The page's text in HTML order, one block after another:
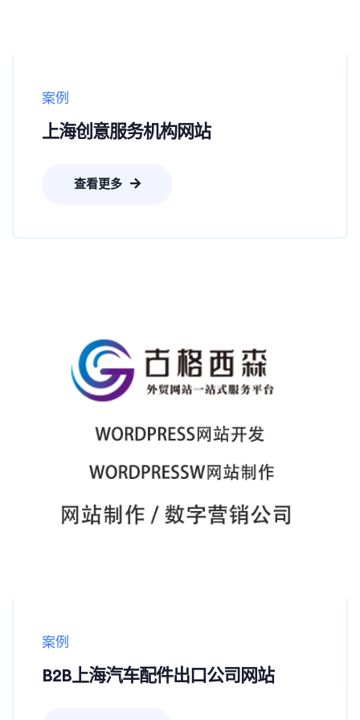
案例
上海创意服务机构网站
查看更多
案例
B2B上海汽车配件出口公司网站